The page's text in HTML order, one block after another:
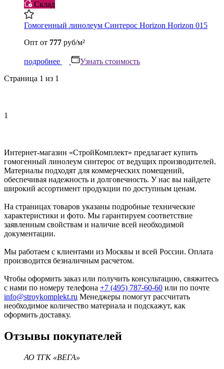
Склад
Гомогенный линолеум Синтерос Horizon Horizon 015
Опт от 777 руб/м²
подробнее
Узнать стоимость
Страница 1 из 1
1
Интернет-магазин «СтройКомплект» предлагает купить
гомогенный линолеум синтерос от ведущих производителей.
Материалы подходят для коммерческих помещений,
обеспечивая надежность и долговечность. У нас вы найдете
широкий ассортимент продукции по доступным ценам.
На страницах товаров указаны подробные технические
характеристики и фото. Мы гарантируем соответствие
заявленным свойствам и наличие всей необходимой
документации.
Мы работаем с клиентами из Москвы и всей России. Оплата
производится безналичным расчетом.
Чтобы оформить заказ или получить консультацию, свяжитесь
с нами по номеру телефона +7 (495) 787-60-60 или по почте
info@stroykomplekt.ru Менеджеры помогут рассчитать
необходимое количество материала и подскажут, как
оформить доставку.
Отзывы покупателей
АО ТГК «ВЕГА»